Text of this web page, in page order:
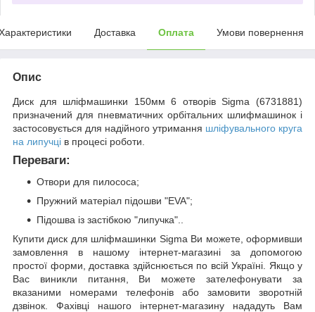
Доставка Оплата Умови повернення
Опис
Диск для шліфмашинки 150мм 6 отворів Sigma (6731881)
призначений для пневматичних орбітальних шлифмашинок і
застосовується для надійного утримання шліфувального круга
на липучці в процесі роботи.
Переваги:
Отвори для пилососа;
Пружний матеріал підошви "EVA";
Підошва із застібкою "липучка"..
Купити диск для шліфмашинки Sigma Ви можете, оформивши
замовлення в нашому інтернет-магазині за допомогою
простої форми, доставка здійснюється по всій Україні. Якщо у
Вас виникли питання, Ви можете зателефонувати за
вказаними номерами телефонів або замовити зворотній
дзвінок. Фахівці нашого інтернет-магазину нададуть Вам